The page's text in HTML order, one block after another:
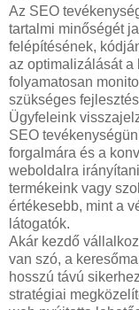
Az SEO
tartalmi minőségét
felépítésének,
az optimalizálását a
folyamatosan
szükséges
Ügyfeleink
SEO
forgalmára és a
weboldalra
termékeink vagy
értékesebb, mint a
látogatók.
Akár kezdő
van szó, a
hosszú távú
stratégiai